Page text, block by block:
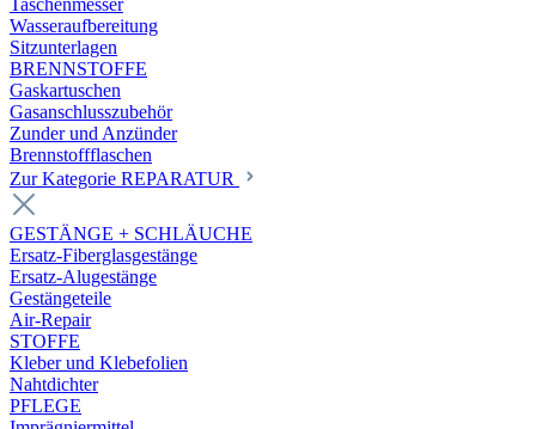
Taschenmesser
Wasseraufbereitung
Sitzunterlagen
BRENNSTOFFE
Gaskartuschen
Gasanschlusszubehör
Zunder und Anzünder
Brennstoffflaschen
Zur Kategorie REPARATUR
GESTÄNGE + SCHLÄUCHE
Ersatz-Fiberglasgestänge
Ersatz-Alugestänge
Gestängeteile
Air-Repair
STOFFE
Kleber und Klebefolien
Nahtdichter
PFLEGE